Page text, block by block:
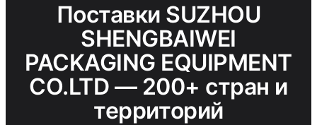
Поставки SUZHOU
SHENGBAIWEI
PACKAGING EQUIPMENT
CO.LTD — 200+ стран и
территорий